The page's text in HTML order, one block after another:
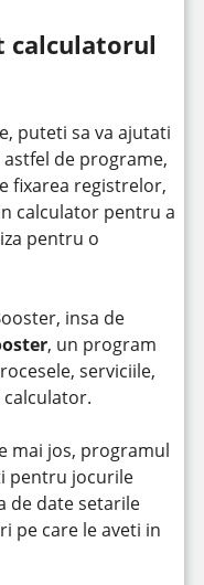
calculatorul
puteti sa va ajutati
de programe,
fixarea registrelor,
calculator pentru a
pentru o
insa de
, un program
serviciile,
mai jos, programul
pentru jocurile
de date setarile
pe care le aveti in